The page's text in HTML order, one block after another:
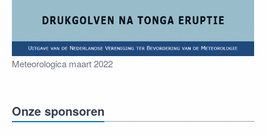
Meteorologica maart 2022
Onze sponsoren